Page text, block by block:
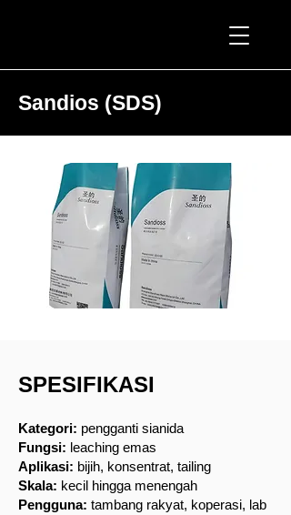
Sandios (SDS)
SPESIFIKASI
Kategori: pengganti sianida
Fungsi: leaching emas
Aplikasi: bijih, konsentrat, tailing
Skala: kecil hingga menengah
Pengguna: tambang rakyat, koperasi, lab